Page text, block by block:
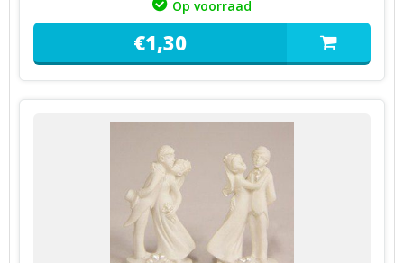
Op voorraad
€1,30